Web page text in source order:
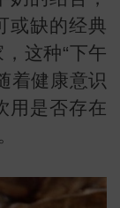
网站
或缺的经典
这种“下午
着健康意识
用是否存在